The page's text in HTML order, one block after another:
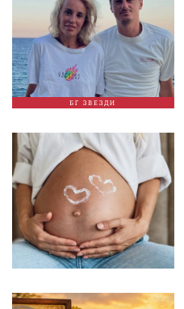
БГ ЗВЕЗДИ